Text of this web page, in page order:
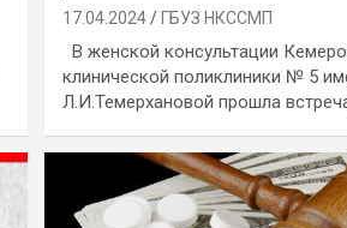
17.04.2024 ГБУЗ НКССМП
В женской консультации
клинической поликлиники № 5
Л.И.Темерхановой прошла